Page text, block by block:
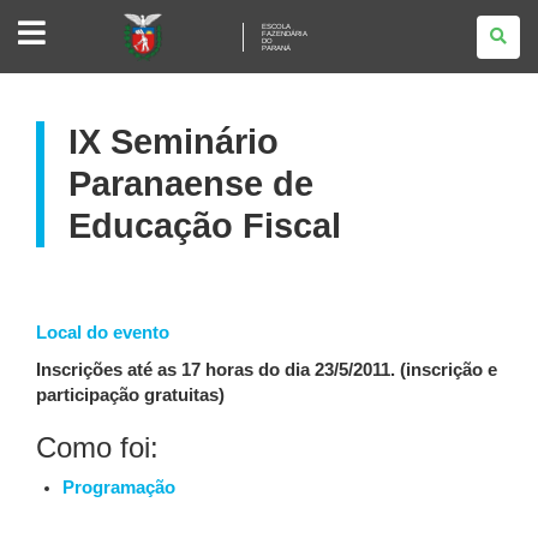
ESCOLA
FAZENDÁRIA
PARANÁ
ESCOLA
FAZENDÁRIA
DO
PARANÁ
IX Seminário
Paranaense de
Educação Fiscal
Local do evento
Inscrições até as 17 horas do dia 23/5/2011. (inscrição e
participação gratuitas)
Como foi:
Programação